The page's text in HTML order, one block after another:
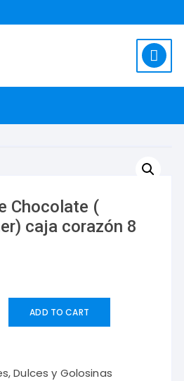
Chocolate (
caja corazón 8
ADD TO CART
Dulces y Golosinas